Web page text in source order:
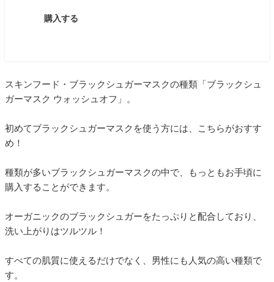
購入する
スキンフード・ブラックシュガーマスクの種類「ブラックシュ
ガーマスク ウォッシュオフ」。
初めてブラックシュガーマスクを使う方には、こちらがおすす
め！
種類が多いブラックシュガーマスクの中で、もっともお手頃に
購入することができます。
オーガニックのブラックシュガーをたっぷりと配合しており、
洗い上がりはツルツル！
すべての肌質に使えるだけでなく、男性にも人気の高い種類で
す。